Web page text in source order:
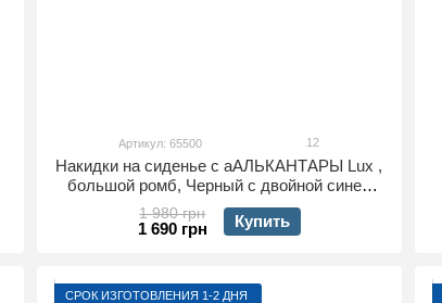
Артикул: 65500 12
Накидки на сиденье с аАЛЬКАНТАРЫ Lux ,
большой ромб, Черный с двойной синей
строчкой. Премиум+. Передний комплект
1 980 грн
1 690 грн Купить
СРОК ИЗГОТОВЛЕНИЯ 1-2 ДНЯ